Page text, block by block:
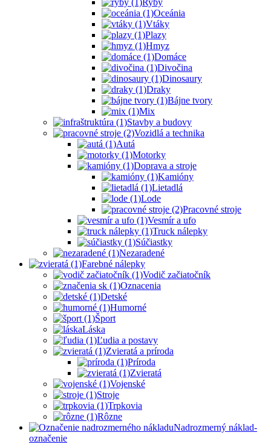
Ryby
Oceánia
Vtáky
Plazy
Hmyz
Domáce
Divočina
Dinosaury
Draky
Bájne tvory
Mix
Stavby a budovy
Vozidlá a technika
Autá
Motorky
Doprava a stroje
Kamióny
Lietadlá
Lode
Pracovné stroje
Vesmír a ufo
Truck nálepky
Súčiastky
Nezaradené
Farebné nálepky
Vodič začiatočník
Oznacenia
Detské
Humorné
Šport
Láska
Ľudia a postavy
Zvieratá a príroda
Príroda
Zvieratá
Vojenské
Stroje
Trpkovia
Rôzne
Nadrozmerný náklad-
označenie